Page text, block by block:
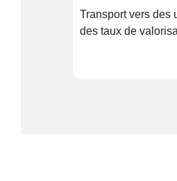
Transport vers des
des taux de